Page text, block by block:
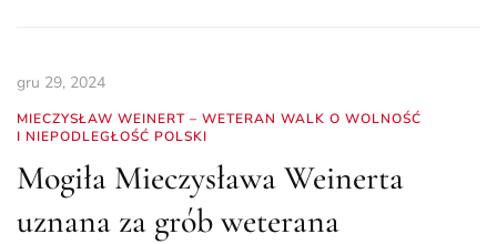
gru 29, 2024
MIECZYSŁAW WEINERT – WETERAN WALK O WOLNOŚĆ
I NIEPODLEGŁOŚĆ POLSKI
Mogiła Mieczysława Weinerta
uznana za grób weterana